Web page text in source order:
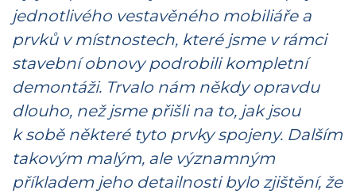
jednotlivého vestavěného mobiliáře a
prvků v místnostech, které jsme v rámci
stavební obnovy podrobili kompletní
demontáži. Trvalo nám někdy opravdu
dlouho, než jsme přišli na to, jak jsou
k sobě některé tyto prvky spojeny. Dalším
takovým malým, ale významným
příkladem jeho detailnosti bylo zjištění, že